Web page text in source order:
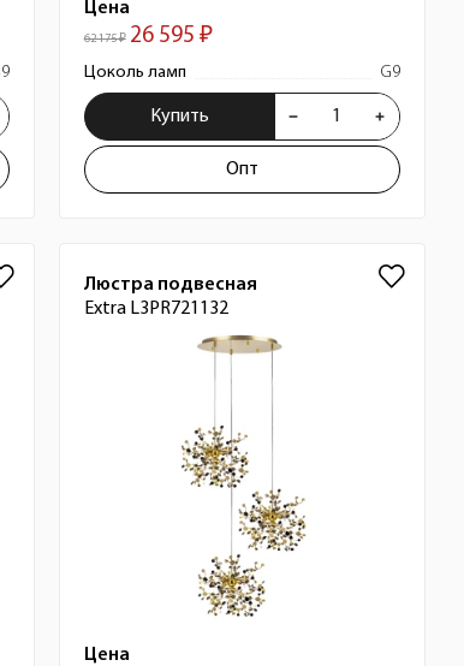
Цена
62 175 ₽ 26 595 ₽
Цоколь ламп G9
Купить
Опт
Люстра подвесная
Extra L3PR721132
Цена